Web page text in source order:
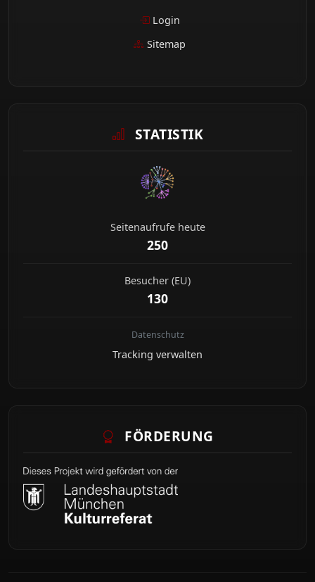
Login
Sitemap
STATISTIK
Seitenaufrufe heute
250
Besucher (EU)
130
Datenschutz
Tracking verwalten
FÖRDERUNG